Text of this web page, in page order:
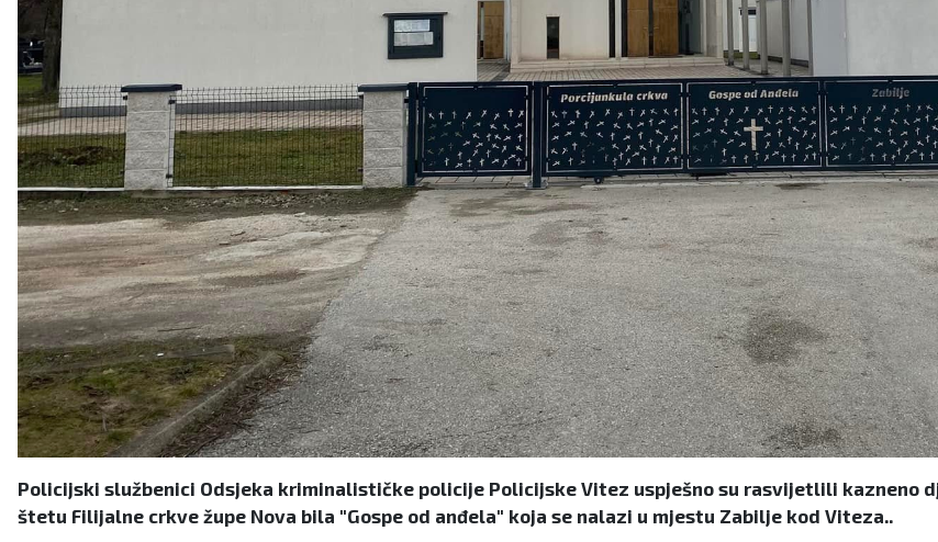
Policijski službenici Odsjeka kriminalističke policije Policijske Vitez uspješno su rasvijetlili kazneno
štetu Filijalne crkve župe Nova bila "Gospe od anđela" koja se nalazi u mjestu Zabilje kod Viteza..